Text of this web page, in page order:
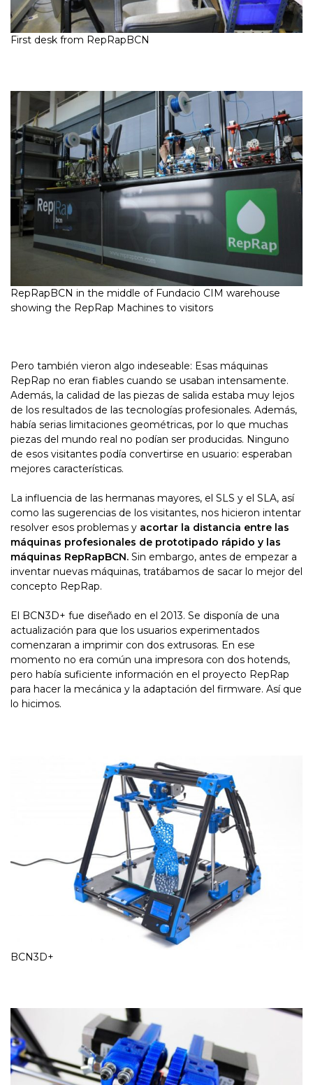
First desk from RepRapBCN
RepRapBCN in the middle of Fundacio CIM warehouse
showing the RepRap Machines to visitors
Pero también vieron algo indeseable: Esas máquinas
RepRap no eran fiables cuando se usaban intensamente.
Además, la calidad de las piezas de salida estaba muy lejos
de los resultados de las tecnologías profesionales. Además,
había serias limitaciones geométricas, por lo que muchas
piezas del mundo real no podían ser producidas. Ninguno
de esos visitantes podía convertirse en usuario: esperaban
mejores características.
La influencia de las hermanas mayores, el SLS y el SLA, así
como las sugerencias de los visitantes, nos hicieron intentar
resolver esos problemas y acortar la distancia entre las
máquinas profesionales de prototipado rápido y las
máquinas RepRapBCN. Sin embargo, antes de empezar a
inventar nuevas máquinas, tratábamos de sacar lo mejor del
concepto RepRap.
El BCN3D+ fue diseñado en el 2013. Se disponía de una
actualización para que los usuarios experimentados
comenzaran a imprimir con dos extrusoras. En ese
momento no era común una impresora con dos hotends,
pero había suficiente información en el proyecto RepRap
para hacer la mecánica y la adaptación del firmware. Así que
lo hicimos.
BCN3D+